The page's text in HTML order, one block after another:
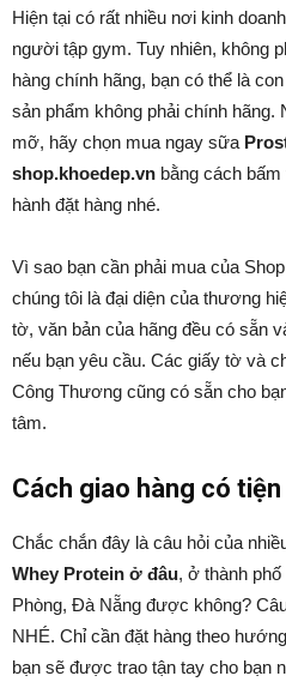
Hiện tại có rất nhiều nơi kinh
người tập gym. Tuy nhiên, không
hàng chính hãng, bạn có thể là
sản phẩm không phải chính hãng.
mỡ, hãy chọn mua ngay sữa
shop.khoedep.vn bằng cách bấm
hành đặt hàng nhé.
Vì sao bạn cần phải mua của
chúng tôi là đại diện của thương
tờ, văn bản của hãng đều có sẵn
nếu bạn yêu cầu. Các giấy tờ và
Công Thương cũng có sẵn cho
tâm.
Cách giao hàng có
Chắc chắn đây là câu hỏi của
Whey Protein ở đâu, ở thành
Phòng, Đà Nẵng được không?
NHÉ. Chỉ cần đặt hàng theo
bạn sẽ được trao tận tay cho bạn